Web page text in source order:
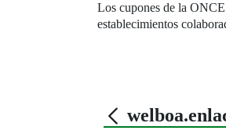
Los cupones de la
establecimientos